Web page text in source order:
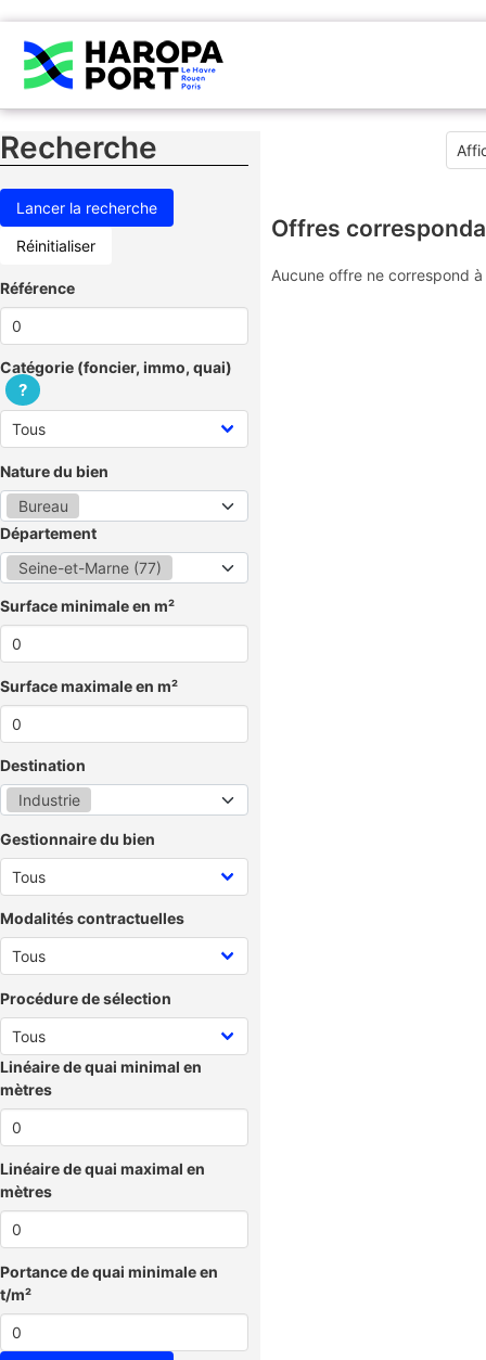
Recherche
Réinitialiser
Référence
Catégorie (foncier, immo, quai)
?
Nature du bien
Bureau
Département
Seine-et-Marne (77)
Surface minimale en m²
Surface maximale en m²
Destination
Industrie
Gestionnaire du bien
Modalités contractuelles
Procédure de sélection
Linéaire de quai minimal en
mètres
Linéaire de quai maximal en
mètres
Portance de quai minimale en
t/m²
Offres
Aucune offre ne correspond